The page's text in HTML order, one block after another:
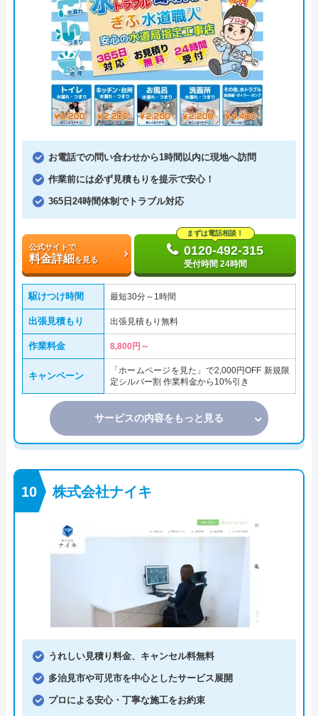
お電話での問い合わせから1時間以内に現地へ訪問
作業前には必ず見積もりを提示で安心！
365日24時間体制でトラブル対応
公式サイトで
料金詳細を見る
まずは電話相談！
0120-492-315
受付時間 24時間
駆けつけ時間 最短30分～1時間
出張見積もり 出張見積もり無料
作業料金 8,800円～
キャンペーン
「ホームページを見た」で2,000円OFF 新規限
定シルバー割 作業料金から10%引き
サービスの内容をもっと見る
株式会社ナイキ
うれしい見積り料金、キャンセル料無料
多治見市や可児市を中心としたサービス展開
プロによる安心・丁寧な施工をお約束